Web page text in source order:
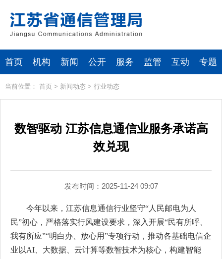
首页 机构 新闻 公开 服务 监管 互动 专题
当前位置： 首页 > 新闻动态 > 行业动态
数智驱动 江苏信息通信业服务承诺高
效兑现
发布时间：2025-11-24 09:07
今年以来，江苏信息通信行业坚守“人民邮电为人
民”初心，严格落实行风建设要求，深入开展“民有所呼、
我有所应”“明白办、放心用”专项行动，推动各基础电信企
业以AI、大数据、云计算等数智技术为核心，构建智能